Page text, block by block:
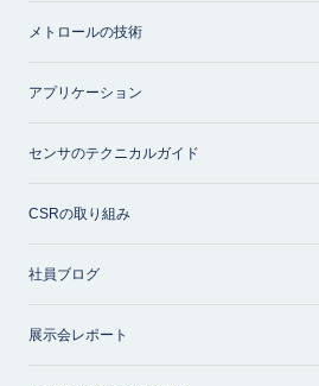
メトロールの技術
アプリケーション
センサのテクニカルガイド
CSRの取り組み
社員ブログ
展示会レポート